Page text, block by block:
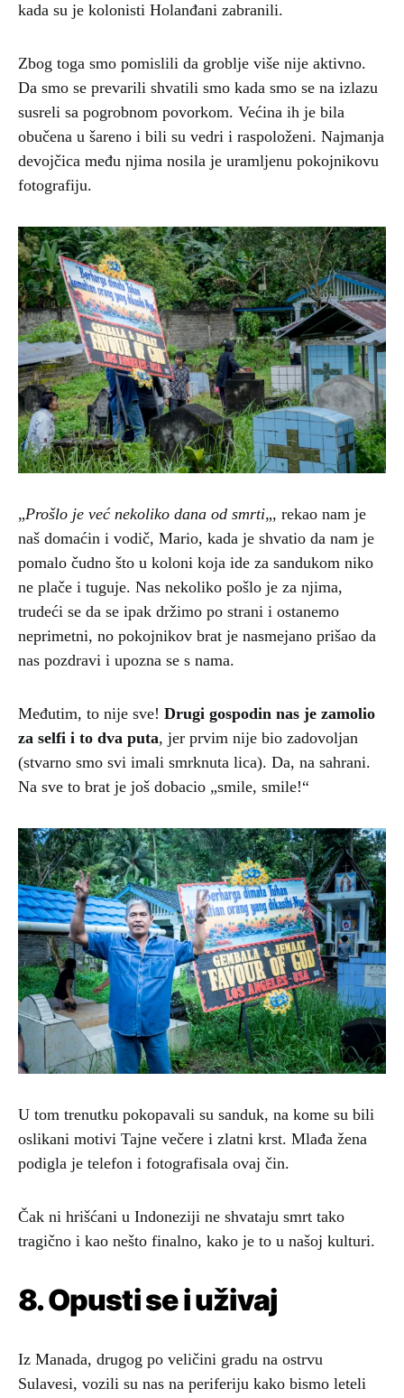
kada su je kolonisti Holanđani zabranili.
Zbog toga smo pomislili da groblje više nije aktivno.
Da smo se prevarili shvatili smo kada smo se na izlazu
susreli sa pogrobnom povorkom. Većina ih je bila
obučena u šareno i bili su vedri i raspoloženi. Najmanja
devojčica među njima nosila je uramljenu pokojnikovu
fotografiju.
„Prošlo je već nekoliko dana od smrti„, rekao nam je
naš domaćin i vodič, Mario, kada je shvatio da nam je
pomalo čudno što u koloni koja ide za sandukom niko
ne plače i tuguje. Nas nekoliko pošlo je za njima,
trudeći se da se ipak držimo po strani i ostanemo
neprimetni, no pokojnikov brat je nasmejano prišao da
nas pozdravi i upozna se s nama.
Međutim, to nije sve! Drugi gospodin nas je zamolio
za selfi i to dva puta, jer prvim nije bio zadovoljan
(stvarno smo svi imali smrknuta lica). Da, na sahrani.
Na sve to brat je još dobacio „smile, smile!“
U tom trenutku pokopavali su sanduk, na kome su bili
oslikani motivi Tajne večere i zlatni krst. Mlađa žena
podigla je telefon i fotografisala ovaj čin.
Čak ni hrišćani u Indoneziji ne shvataju smrt tako
tragično i kao nešto finalno, kako je to u našoj kulturi.
8. Opusti se i uživaj
Iz Manada, drugog po veličini gradu na ostrvu
Sulavesi, vozili su nas na periferiju kako bismo leteli